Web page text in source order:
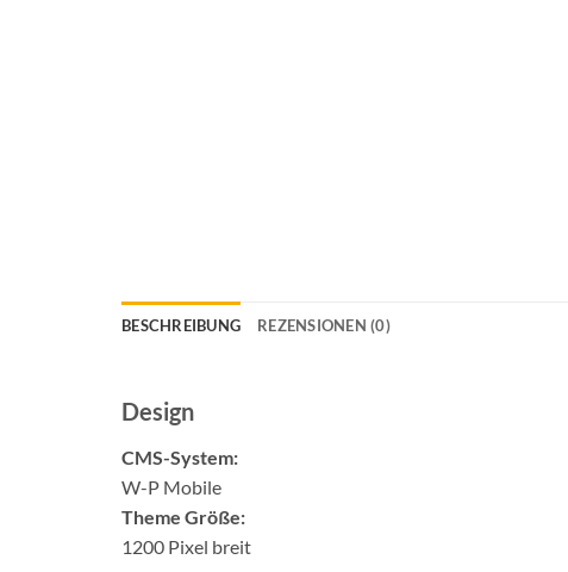
BESCHREIBUNG REZENSIONEN (0)
Design
CMS-System:
W-P Mobile
Theme Größe:
1200 Pixel breit